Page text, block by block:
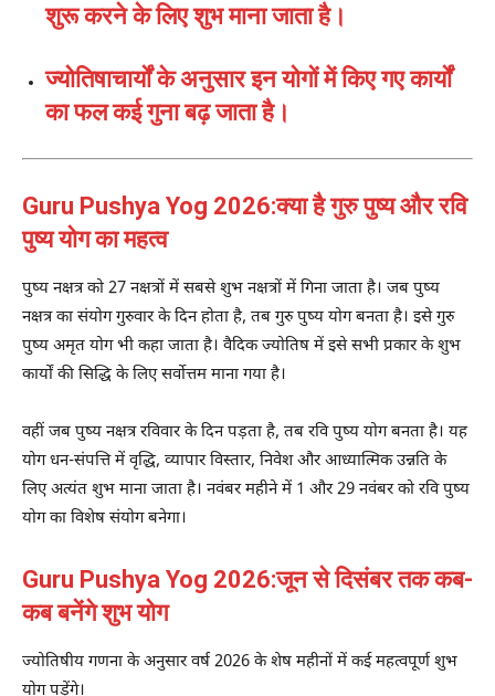
शुरू करने के लिए शुभ माना जाता है।
ज्योतिषाचार्यों के अनुसार इन योगों में किए गए कार्यों
का फल कई गुना बढ़ जाता है।
Guru Pushya Yog 2026:क्या है गुरु पुष्य और रवि
पुष्य योग का महत्व
पुष्य नक्षत्र को 27 नक्षत्रों में सबसे शुभ नक्षत्रों में गिना जाता है। जब पुष्य
नक्षत्र का संयोग गुरुवार के दिन होता है, तब गुरु पुष्य योग बनता है। इसे गुरु
पुष्य अमृत योग भी कहा जाता है। वैदिक ज्योतिष में इसे सभी प्रकार के शुभ
कार्यों की सिद्धि के लिए सर्वोत्तम माना गया है।
वहीं जब पुष्य नक्षत्र रविवार के दिन पड़ता है, तब रवि पुष्य योग बनता है। यह
योग धन-संपत्ति में वृद्धि, व्यापार विस्तार, निवेश और आध्यात्मिक उन्नति के
लिए अत्यंत शुभ माना जाता है। नवंबर महीने में 1 और 29 नवंबर को रवि पुष्य
योग का विशेष संयोग बनेगा।
Guru Pushya Yog 2026:जून से दिसंबर तक कब-
कब बनेंगे शुभ योग
ज्योतिषीय गणना के अनुसार वर्ष 2026 के शेष महीनों में कई महत्वपूर्ण शुभ
योग पड़ेंगे।